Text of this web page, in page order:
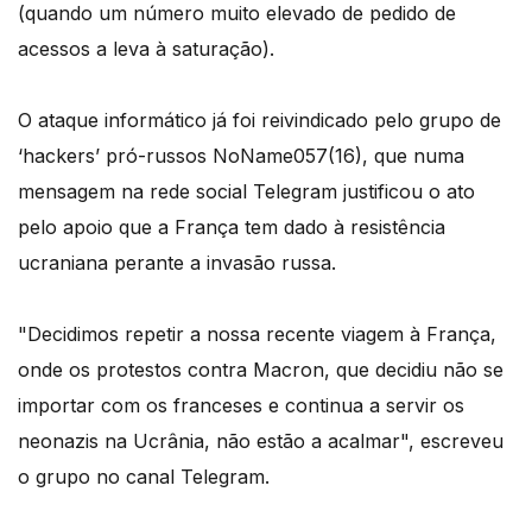
(quando um número muito elevado de pedido de
acessos a leva à saturação).
O ataque informático já foi reivindicado pelo grupo de
‘hackers’ pró-russos NoName057(16), que numa
mensagem na rede social Telegram justificou o ato
pelo apoio que a França tem dado à resistência
ucraniana perante a invasão russa.
"Decidimos repetir a nossa recente viagem à França,
onde os protestos contra Macron, que decidiu não se
importar com os franceses e continua a servir os
neonazis na Ucrânia, não estão a acalmar", escreveu
o grupo no canal Telegram.